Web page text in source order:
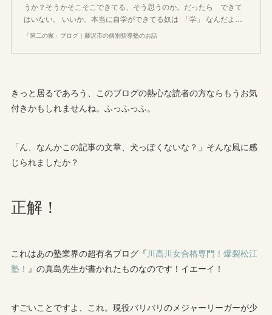
うか？そうかそこそこできてる、そう思うのか。だったら できて
はいない。 いいか。本当に自学ができてる奴は 「学」 なんだよ…
「第二の家」ブログ｜藤沢市の個別指導塾のお話
きっと居るであろう、このブログの熱心な読者の方ならもうお気
付きかもしれませんね。ふっふっふ。
「ん、なんかこの記事の文章、犬っぽくないな？」そんな風に感
じられましたか？
正解！
これはあの塾業界の超有名ブログ『 川高川女合格専門！爆裂松江
塾！ 』の真島先生が書かれたものなのです！イエーイ！
すごいことですよ、これ。現役バリバリのメジャーリーガーが少